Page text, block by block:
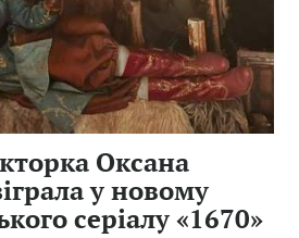
Оксана
у новому
серіалу «1670»